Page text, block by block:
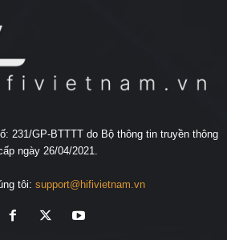
231/GP-BTTTT do Bộ thông tin truyền thông
ngày 26/04/2021.
tôi: support@hifivietnam.vn